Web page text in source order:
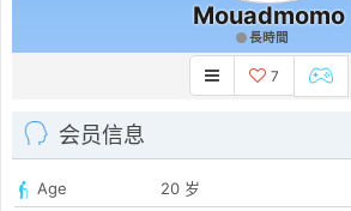
Mouadmomo
長時間
7
会员信息
Age
20 岁